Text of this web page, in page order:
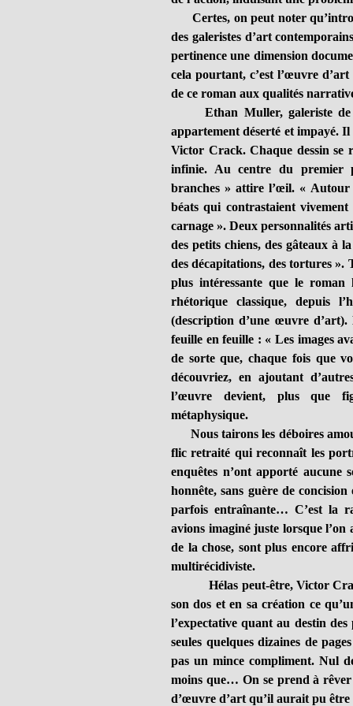
Certes, on peut noter
des galeristes d’art
pertinence une dimension
cela pourtant, c’est l’œuvre
de ce roman aux qualités
Ethan Muller, galeriste de
appartement déserté et impayé.
Victor Crack. Chaque dessin se
infinie. Au centre du premier
branches » attire l’œil. « Autour
béats qui contrastaient
carnage ». Deux personnalités
des petits chiens, des gâteaux à
des décapitations, des tortures
plus intéressante que le roman
rhétorique classique, depuis
(description d’une œuvre
feuille en feuille : « Les images
de sorte que, chaque fois que
découvriez, en ajoutant
l’œuvre devient, plus que
métaphysique.
Nous tairons les déboires
flic retraité qui reconnaît les
enquêtes n’ont apporté aucune
honnête, sans guère de
parfois entraînante… C’est la
avions imaginé juste lorsque
de la chose, sont plus encore
multirécidiviste.
Hélas peut-être, Victor Crack
son dos et en sa création ce
l’expectative quant au destin
seules quelques dizaines de
pas un mince compliment. Nul
moins que… On se prend à
d’œuvre d’art qu’il aurait pu